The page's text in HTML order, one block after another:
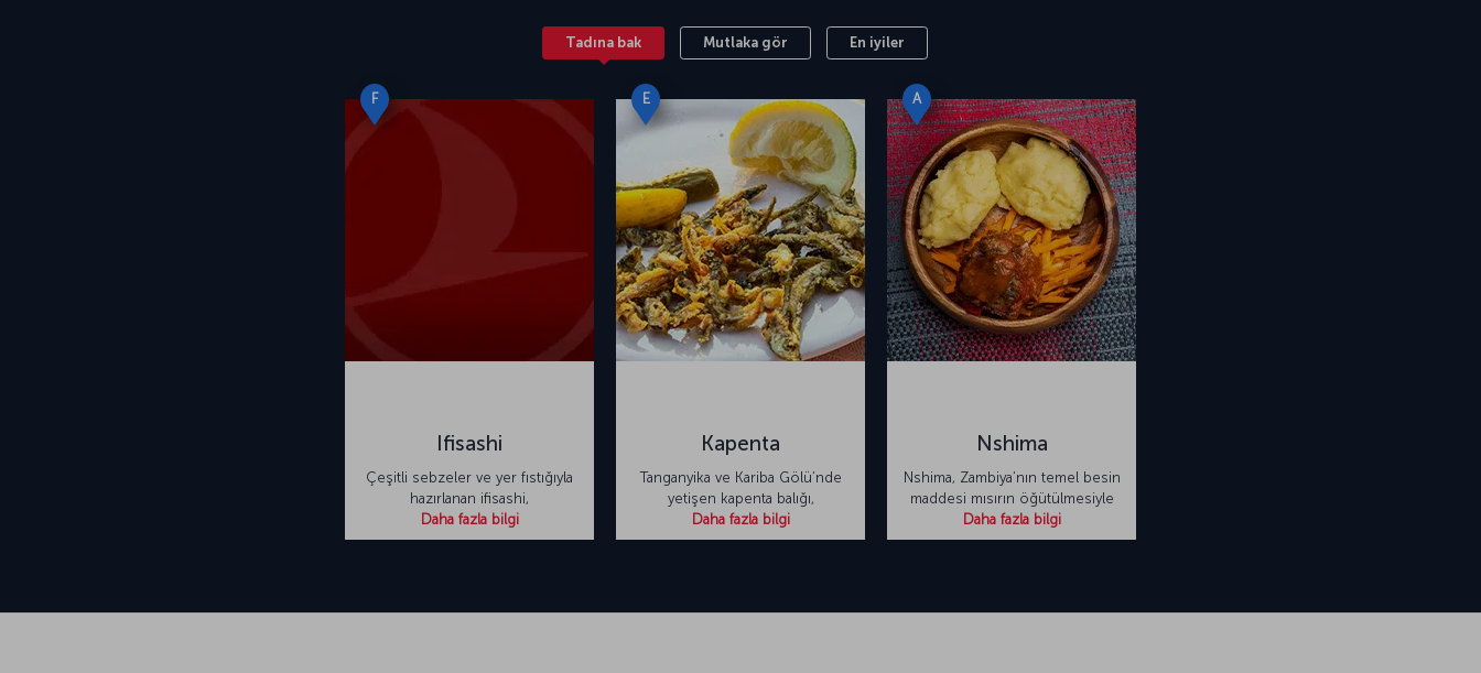
Tadına bak Mutlaka gör En iyiler
F
Ifisashi
Çeşitli sebzeler ve yer fıstığıyla
hazırlanan ifisashi,
Daha fazla bilgi
E
Kapenta
Tanganyika ve Kariba Gölü’nde
yetişen kapenta balığı,
Daha fazla bilgi
A
Nshima
Nshima, Zambiya’nın temel besin
maddesi mısırın öğütülmesiyle
Daha fazla bilgi